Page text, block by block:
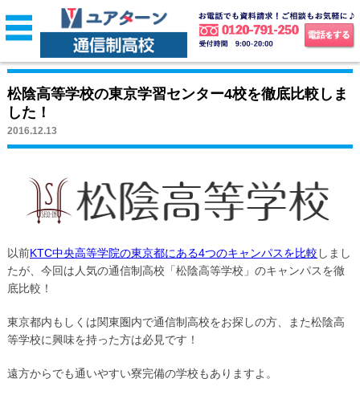
松陰高等学校の東京学習センター4校を徹底比較しま
した！
2016.12.13
以前KTC中央高等学院の東京都にある4つのキャンパスを比較 しまし
たが、今回は人気の通信制高校「松陰高等学校」のキャンパスを徹
底比較！
東京都内もしくは関東圏内で通信制高校をお探しの方、また松陰高
等学校に興味を持った方は必見です！
遠方からでも通いやすい寮完備の学校もありますよ。